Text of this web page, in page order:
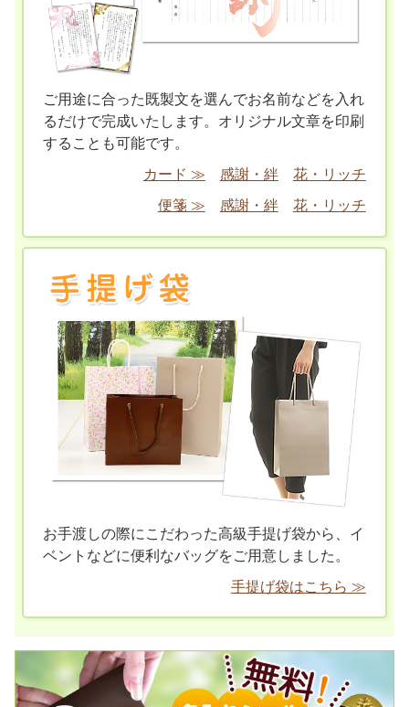
ご用途に合った既製文を選んでお名前などを入れ
るだけで完成いたします。オリジナル文章を印刷
することも可能です。
カード ≫
感謝・絆
花・リッチ
便箋 ≫
感謝・絆 花・リッチ
お手渡しの際にこだわった高級手提げ袋から、イ
ベントなどに便利なバッグをご用意しました。
手提げ袋はこちら ≫